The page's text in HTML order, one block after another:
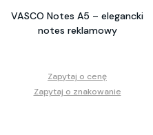
VASCO Notes A5 – elegancki
notes reklamowy
Zapytaj o cenę
Zapytaj o znakowanie